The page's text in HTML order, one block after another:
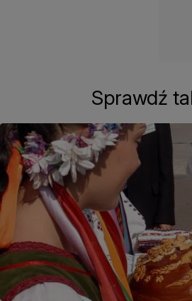
Sprawdź